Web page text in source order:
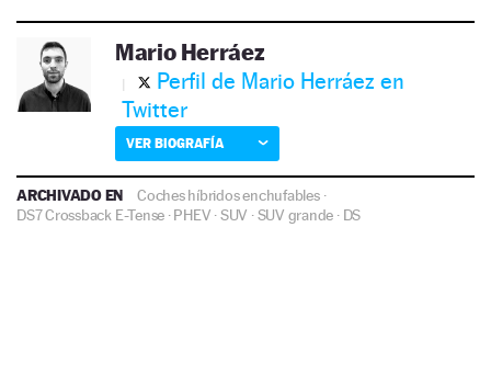
Mario Herráez
Perfil de Mario Herráez en
Twitter
VER BIOGRAFÍA
ARCHIVADO EN Coches híbridos enchufables·
DS7 Crossback E-Tense ·PHEV ·SUV ·SUV grande · DS